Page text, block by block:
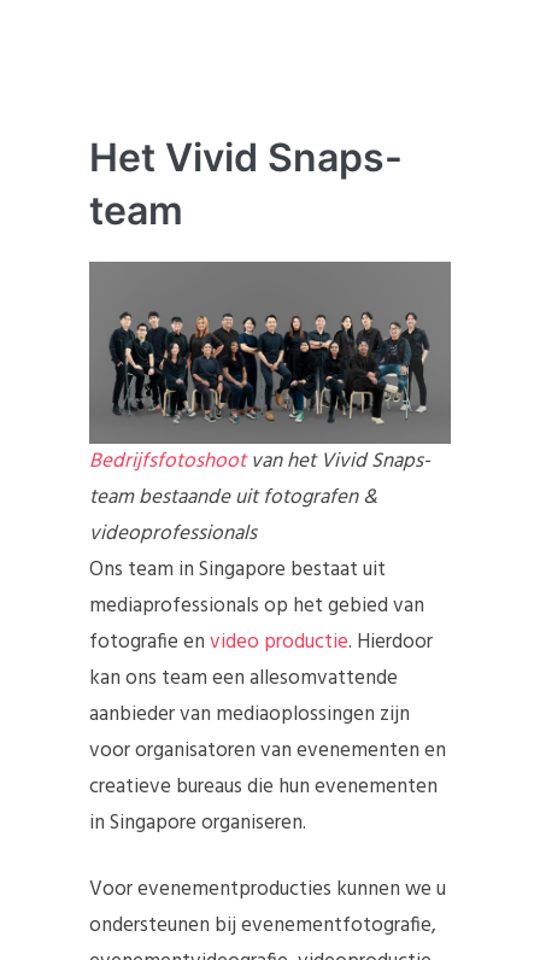
Het Vivid Snaps-
team
Bedrijfsfotoshootvan het Vivid Snaps-
team bestaande uit fotografen &
videoprofessionals
Ons team in Singapore bestaat uit
mediaprofessionals op het gebied van
fotografie envideo productie. Hierdoor
kan ons team een ​​allesomvattende
aanbieder van mediaoplossingen zijn
voor organisatoren van evenementen en
creatieve bureaus die hun evenementen
in Singapore organiseren.
Voor evenementproducties kunnen we u
ondersteunen bij evenementfotografie,